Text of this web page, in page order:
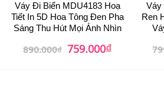
Váy Đi Biển MDU4183 Hoạ
Tiết In 5D Hoa Tông Đen Pha
Sáng Thu Hút Mọi Ánh Nhìn
890.000₫ Giá
gốc
759.000₫Giá
hiện
Váy
Ren